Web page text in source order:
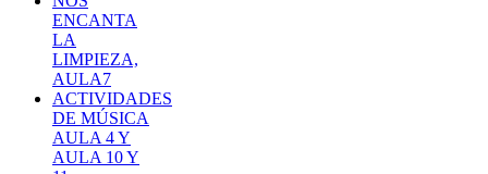
ENCANTA
LA
LIMPIEZA,
AULA7
ACTIVIDADES
DE MÚSICA
AULA 4 Y
AULA 10 Y